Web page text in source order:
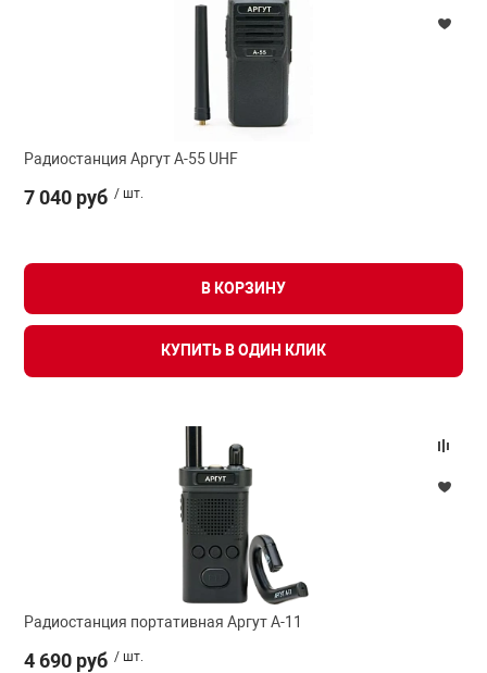
Радиостанция Аргут А-55 UHF
7 040 руб / шт.
В КОРЗИНУ
КУПИТЬ В ОДИН КЛИК
Радиостанция портативная Аргут А-11
4 690 руб / шт.